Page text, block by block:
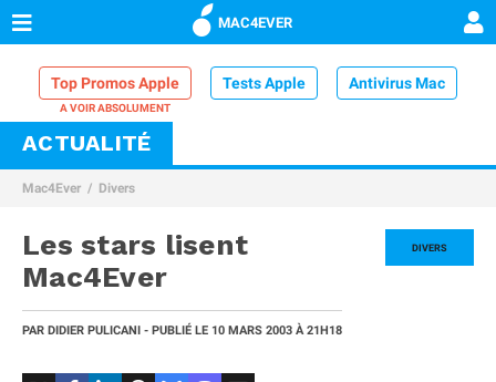
MAC4EVER
Top Promos Apple Tests Apple Antivirus Mac
VPN Mac
Comparatif iPhone
ACTUALITÉ
Mac4Ever Divers
DIVERS
Les stars lisent
Mac4Ever
PAR DIDIER PULICANI - PUBLIÉ LE 10 MARS 2003 À 21H18